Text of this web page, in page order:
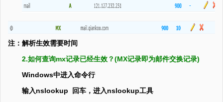
注：解析生效需要时间
2.如何查询mx记录已经生效？(MX记录即为邮件交换记录)
Windows中进入命令行
输入nslookup 回车，进入nslookup工具